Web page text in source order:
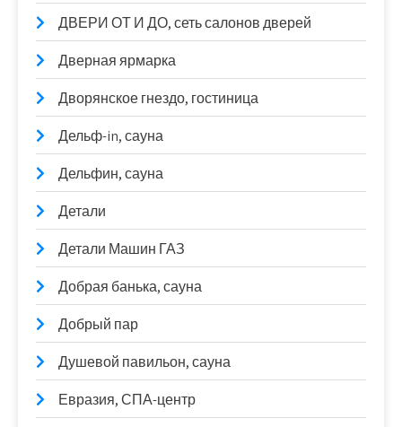
ДВЕРИ ОТ И ДО, сеть салонов дверей
Дверная ярмарка
Дворянское гнездо, гостиница
Дельф-in, сауна
Дельфин, сауна
Детали
Детали Машин ГАЗ
Добрая банька, сауна
Добрый пар
Душевой павильон, сауна
Евразия, СПА-центр